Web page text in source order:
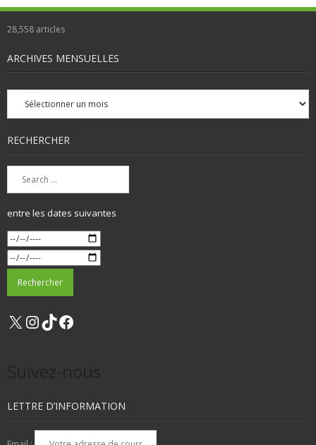
28,558 articles
ARCHIVES MENSUELLES
Archives
mensuelles
RECHERCHER
entre les dates suivantes
X Instagram
TikTok
LETTRE D’INFORMATION